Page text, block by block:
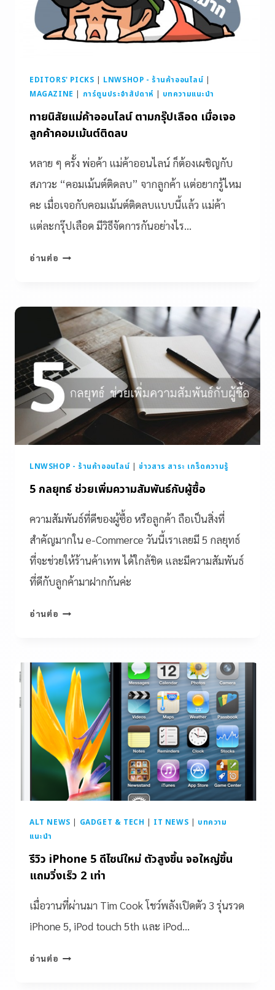
EDITORS' PICKS LNWSHOP - ร้านค้าออนไลน์
MAGAZINE
การ์ตูนประจำสัปดาห์ บทความแนะนำ
ทายนิสัยแม่ค้าออนไลน์ ตามกรุ๊ปเลือด เมื่อเจอ
ลูกค้าคอมเม้นต์ติดลบ
หลาย ๆ ครั้ง พ่อค้า แม่ค้าออนไลน์ ก็ต้องเผชิญกับ
สภาวะ “คอมเม้นต์ติดลบ” จากลูกค้า แต่อยากรู้ไหม
คะ เมื่อเจอกับคอมเม้นต์ติดลบแบบนี้แล้ว แม่ค้า
แต่ละกรุ๊ปเลือด มีวิธีจัดการกันอย่างไร…
อ่านต่อ
LNWSHOP - ร้านค้าออนไลน์ |ข่าวสาร สาระ เกร็ดความรู้
5 กลยุทธ์ ช่วยเพิ่มความสัมพันธ์กับผู้ซื้อ
ความสัมพันธ์ที่ดีของผู้ซื้อ หรือลูกค้า ถือเป็นสิ่งที่
สำคัญมากใน e-Commerce วันนี้เราเลยมี 5 กลยุทธ์
ที่จะช่วยให้ร้านค้าเทพ ได้ใกล้ชิด และมีความสัมพันธ์
ที่ดีกับลูกค้ามาฝากกันค่ะ
อ่านต่อ
ALT NEWS | GADGET & TECH | IT NEWS | บทความ
แนะนำ
รีวิว iPhone 5 ดีไซน์ใหม่ ตัวสูงขึ้น จอใหญ่ขึ้น
แถมวิ่งเร็ว 2 เท่า
เมื่อวานที่ผ่านมา Tim Cook โชว์พลังเปิดตัว 3 รุ่นรวด
iPhone 5, iPod touch 5th และ iPod…
อ่านต่อ